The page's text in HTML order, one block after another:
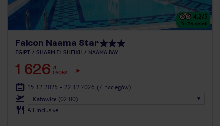
4.2/5
3176 opinii
Falcon Naama Star
EGIPT SHARM EL SHEIKH NAAMA BAY
1 626 ZŁ
OSOBA
15.12.2026 - 22.12.2026 (7 noclegów)
Katowice (02:00)
All Inclusive